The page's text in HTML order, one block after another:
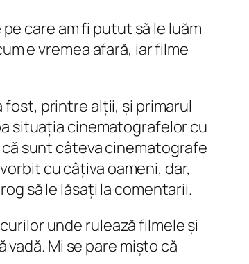
care am fi putut să le luăm
e vremea afară, iar filme
fost, printre alții, și primarul
situația cinematografelor cu
sunt câteva cinematografe
cu câțiva oameni, dar,
să le lăsați la comentarii.
unde rulează filmele și
Mi se pare mișto că